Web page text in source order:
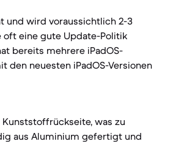
und wird voraussichtlich 2-3
oft eine gute Update-Politik
bereits mehrere iPadOS-
den neuesten iPadOS-Versionen
was zu
aus Aluminium gefertigt und